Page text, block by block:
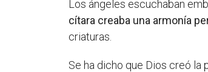
Los ángeles escuchaban
cítara creaba una armonía
criaturas.
Se ha dicho que Dios creó la